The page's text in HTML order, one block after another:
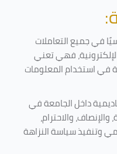
في جميع التعاملات
فهي تعني
في استخدام المعلومات
داخل الجامعة في
والاحترام،
وتنفيذ سياسة النزاهة